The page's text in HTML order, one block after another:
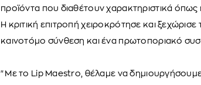
προϊόντα που διαθέτουν χαρακτηριστικά
Η κριτική επιτροπή χειροκρότησε και ξεχώρισε
καινοτόμο σύνθεση και ένα πρωτοποριακό
"Με το Lip Maestro, θέλαμε να